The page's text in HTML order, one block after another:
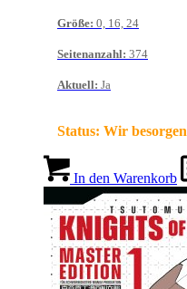
Größe: 0, 16, 24
Seitenanzahl: 374
Aktuell: Ja
Status: Wir besorgen
In den Warenkorb